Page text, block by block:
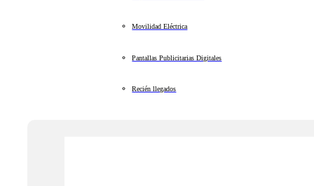
Movilidad Eléctrica
Pantallas Publicitarias Digitales
Recién llegados